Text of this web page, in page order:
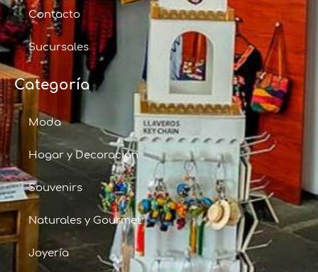
Contacto
Sucursales
Categoría
Moda
Hogar y Decoración
Souvenirs
Naturales y Gourmet
Joyería